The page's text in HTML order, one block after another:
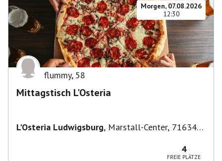
Morgen, 07.08.2026
12:30
flummy, 58
Mittagstisch L'Osteria
L'Osteria Ludwigsburg, Marstall-Center, 71634
4
FREIE PLÄTZE